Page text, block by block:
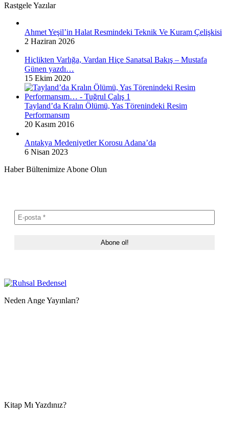
Rastgele Yazılar
Ahmet Yeşil’in Halat Resmindeki Teknik Ve Kuram Çelişkisi
2 Haziran 2026
Hiçlikten Varlığa, Vardan Hiçe Sanatsal Bakış – Mustafa
Günen yazdı…
15 Ekim 2020
Tayland’da Kralın Ölümü, Yas Törenindeki Resim
Performansım
20 Kasım 2016
Antakya Medeniyetler Korosu Adana’da
6 Nisan 2023
Haber Bültenimize Abone Olun
Neden Ange Yayınları?
Kitap Mı Yazdınız?